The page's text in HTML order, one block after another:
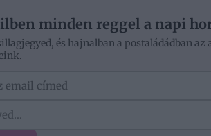
minden reggel a napi
és hajnalban a postaládádban